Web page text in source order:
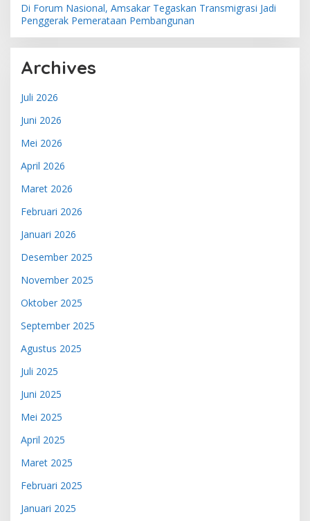
Di Forum Nasional, Amsakar Tegaskan Transmigrasi Jadi
Penggerak Pemerataan Pembangunan
Archives
Juli 2026
Juni 2026
Mei 2026
April 2026
Maret 2026
Februari 2026
Januari 2026
Desember 2025
November 2025
Oktober 2025
September 2025
Agustus 2025
Juli 2025
Juni 2025
Mei 2025
April 2025
Maret 2025
Februari 2025
Januari 2025